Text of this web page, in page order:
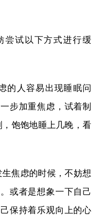
尝试以下方式进行缓
的人容易出现睡眠问
步加重焦虑，试着制
饱饱地睡上几晚，看
焦虑的时候，不妨想
或者是想象一下自己
保持着乐观向上的心